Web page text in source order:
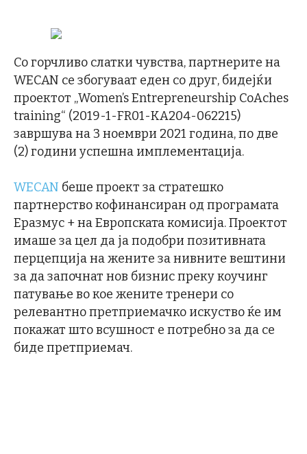
Со горчливо слатки чувства, партнерите на
WECAN се збогуваат еден со друг, бидејќи
проектот „Women’s Entrepreneurship CoAches
training“ (2019-1-FR01-KA204-062215)
завршува на 3 ноември 2021 година, по две
(2) години успешна имплементација.
WECAN беше проект за стратешко
партнерство кофинансиран од програмата
Еразмус + на Европската комисија. Проектот
имаше за цел да ја подобри позитивната
перцепција на жените за нивните вештини
за да започнат нов бизнис преку коучинг
патување во кое жените тренери со
релевантно претприемачко искуство ќе им
покажат што всушност е потребно за да се
биде претприемач.